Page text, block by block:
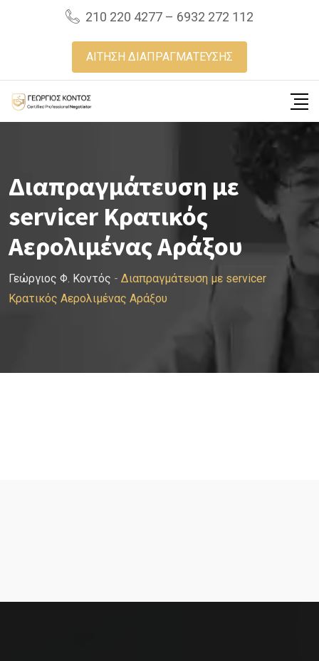
210 220 4277 – 6932 272 112
ΑΙΤΗΣΗ ΔΙΑΠΡΑΓΜΑΤΕΥΣΗΣ
Διαπραγμάτευση με
servicer Κρατικός
Αερολιμένας Αράξου
Γεώργιος Φ. Κοντός - Διαπραγμάτευση με servicer
Κρατικός Αερολιμένας Αράξου